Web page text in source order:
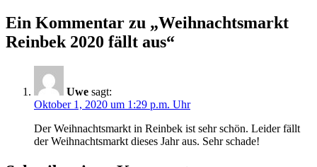
Ein Kommentar zu „Weihnachtsmarkt
Reinbek 2020 fällt aus“
Uwe sagt:
Oktober 1, 2020 um 1:29 p.m. Uhr
Der Weihnachtsmarkt in Reinbek ist sehr schön. Leider fällt
der Weihnachtsmarkt dieses Jahr aus. Sehr schade!